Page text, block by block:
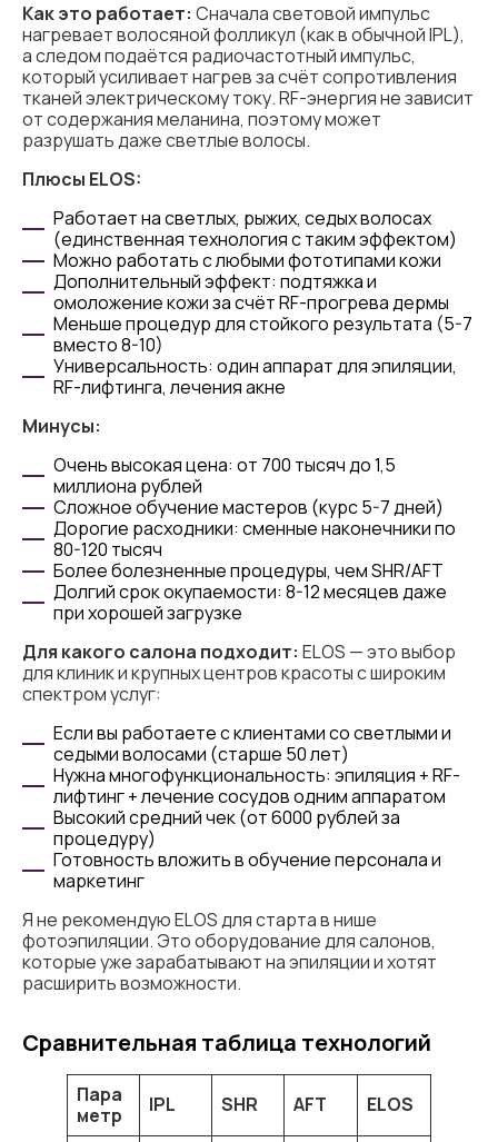
Как это работает: Сначала световой импульс
нагревает волосяной фолликул (как в обычной IPL),
а следом подаётся радиочастотный импульс,
который усиливает нагрев за счёт сопротивления
тканей электрическому току. RF-энергия не зависит
от содержания меланина, поэтому может
разрушать даже светлые волосы.
Плюсы ELOS:
Работает на светлых, рыжих, седых волосах
(единственная технология с таким эффектом)
Можно работать с любыми фототипами кожи
Дополнительный эффект: подтяжка и
омоложение кожи за счёт RF-прогрева дермы
Меньше процедур для стойкого результата (5-7
вместо 8-10)
Универсальность: один аппарат для эпиляции,
RF-лифтинга, лечения акне
Минусы:
Очень высокая цена: от 700 тысяч до 1,5
миллиона рублей
Сложное обучение мастеров (курс 5-7 дней)
Дорогие расходники: сменные наконечники по
80-120 тысяч
Более болезненные процедуры, чем SHR/AFT
Долгий срок окупаемости: 8-12 месяцев даже
при хорошей загрузке
Для какого салона подходит: ELOS — это выбор
для клиник и крупных центров красоты с широким
спектром услуг:
Если вы работаете с клиентами со светлыми и
седыми волосами (старше 50 лет)
Нужна многофункциональность: эпиляция + RF-
лифтинг + лечение сосудов одним аппаратом
Высокий средний чек (от 6000 рублей за
процедуру)
Готовность вложить в обучение персонала и
маркетинг
Я не рекомендую ELOS для старта в нише
фотоэпиляции. Это оборудование для салонов,
которые уже зарабатывают на эпиляции и хотят
расширить возможности.
Сравнительная таблица технологий
Пара
метр
IPL SHR AFT ELOS